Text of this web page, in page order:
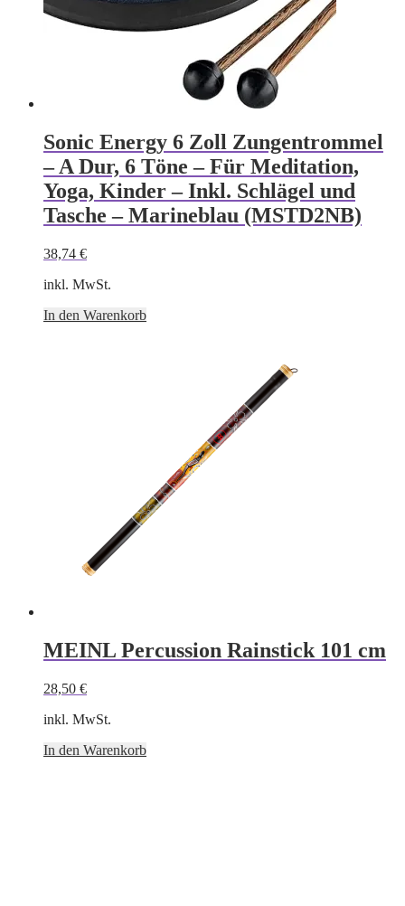
Sonic Energy 6 Zoll Zungentrommel
– A Dur, 6 Töne – Für Meditation,
Yoga, Kinder – Inkl. Schlägel und
Tasche – Marineblau (MSTD2NB)
38,74 €
inkl. MwSt.
In den Warenkorb
MEINL Percussion Rainstick 101 cm
28,50 €
inkl. MwSt.
In den Warenkorb